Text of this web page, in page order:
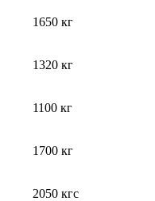
1650 кг
1320 кг
1100 кг
1700 кг
2050 кгс